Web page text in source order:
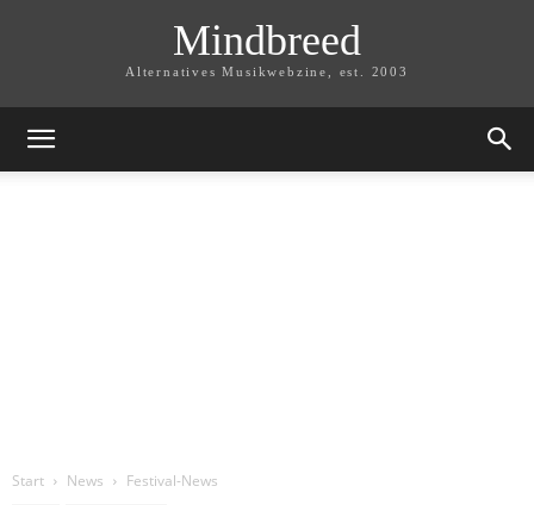
Mindbreed
Alternatives Musikwebzine, est. 2003
Start News Festival-News